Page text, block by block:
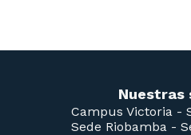
Nuestras
Campus Victoria -
Sede Riobamba -